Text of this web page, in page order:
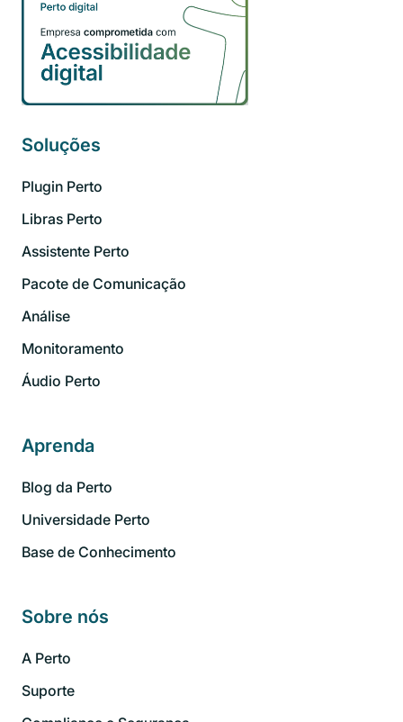
Soluções
Plugin Perto
Libras Perto
Assistente Perto
Pacote de Comunicação
Análise
Monitoramento
Áudio Perto
Aprenda
Blog da Perto
Universidade Perto
Base de Conhecimento
Sobre nós
A Perto
Suporte